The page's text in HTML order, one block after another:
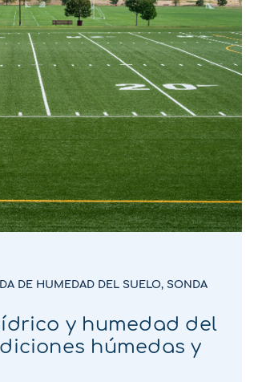
DE HUMEDAD DEL SUELO, SONDA
y humedad del
húmedas y